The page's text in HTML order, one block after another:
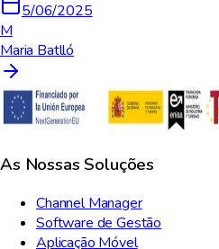
5/06/2025
M
Maria Batlló
As Nossas Soluções
Channel Manager
Software de Gestão
Aplicação Móvel